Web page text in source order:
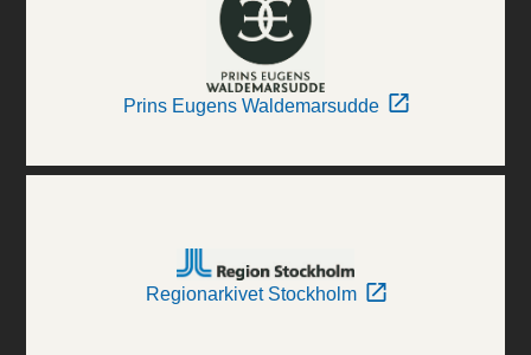
Prins Eugens Waldemarsudde
Regionarkivet Stockholm